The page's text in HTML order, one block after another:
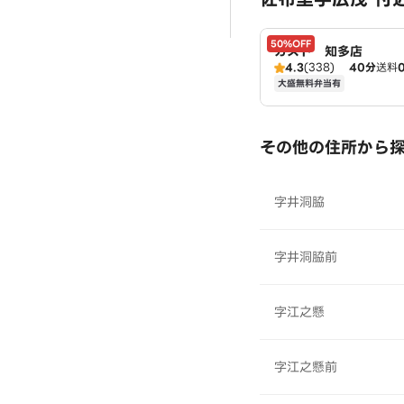
50%OFF
ガスト 知多店
4.3(338) 40分送料
大盛無料弁当有
その他の住所から
字井洞脇
字井洞脇前
字江之懸
字江之懸前